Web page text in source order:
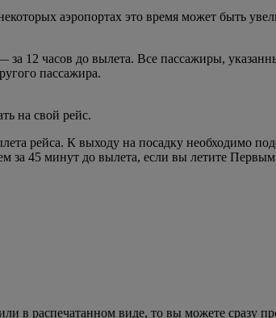
аэропортах это время может быть
12 часов до вылета. Все пассажиры,
пассажира.
на свой рейс.
рейса. К выходу на посадку необходимо
45 минут до вылета, если вы летите
в распечатанном виде, то вы можете сразу